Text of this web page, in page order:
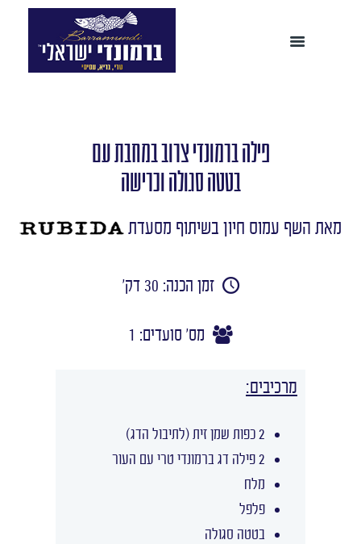
פילה ברמונדי צרוב במחבת עם
בטטה סגולה וכרישה
מאת השף עמוס חיון בשיתוף מסעדת
זמן הכנה: 30 דק'
מס' סועדים: 1
מרכיבים:
2 כפות שמן זית (לתיבול הדג)
2 פילה דג ברמונדי טרי עם העור
מלח
פלפל
בטטה סגולה